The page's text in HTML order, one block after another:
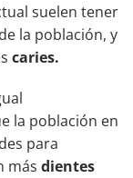
suelen tener
la población, y
caries.
la población en
para
más dientes